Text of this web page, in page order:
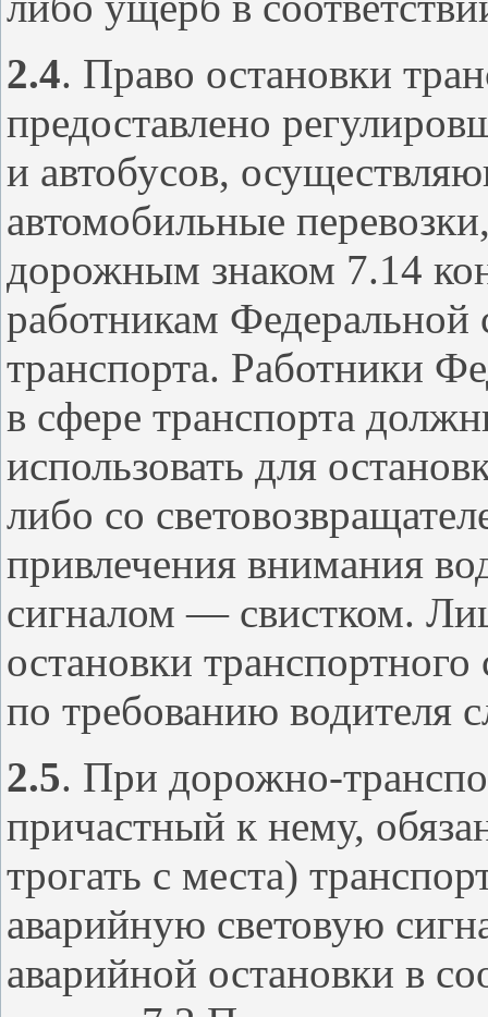
2.4. Право остановки
предоставлено
и автобусов,
автомобильные
дорожным знаком 7.14
работникам
транспорта. Работники
в сфере транспорта
использовать для
либо со
привлечения внимания
сигналом — свистком.
остановки транспортного
по требованию водителя
2.5. При дорожно-
причастный к нему,
трогать с места)
аварийную световую
аварийной остановки в